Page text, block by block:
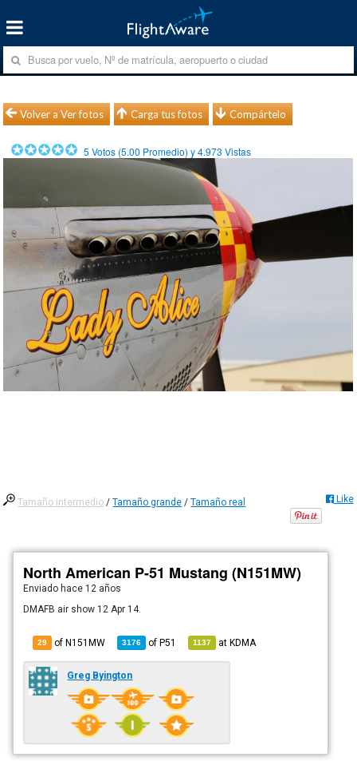
Volver a Ver fotos Carga tus fotos Compártelo
5 Votos (5.00 Promedio) y4.973 Vistas
Tamaño intermedio /Tamaño grande /Tamaño real Like
North American P-51 Mustang (N151MW)
Enviado hace 12 años
DMAFB air show 12 Apr 14.
29 of N151MW 3176 ofP51 1137 atKDMA
Greg Byington